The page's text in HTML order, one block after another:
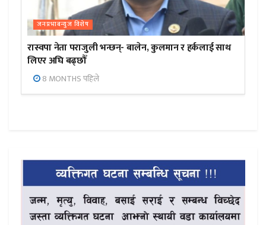
जनप्रभाबन्युज विशेष
रास्वपा नेता पराजुली भन्छन्- बालेन, कुलमान र हर्कलाई साथ
लिएर अघि बढ्छौँ
8 MONTHS पहिले